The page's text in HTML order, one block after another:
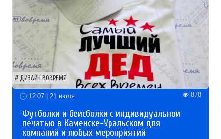
ДИЗАЙН ВОВРЕМЯ
12:07 | 21 июля 878
Футболки и бейсболки с индивидуальной
печатью в Каменске-Уральском для
компаний и любых мероприятий